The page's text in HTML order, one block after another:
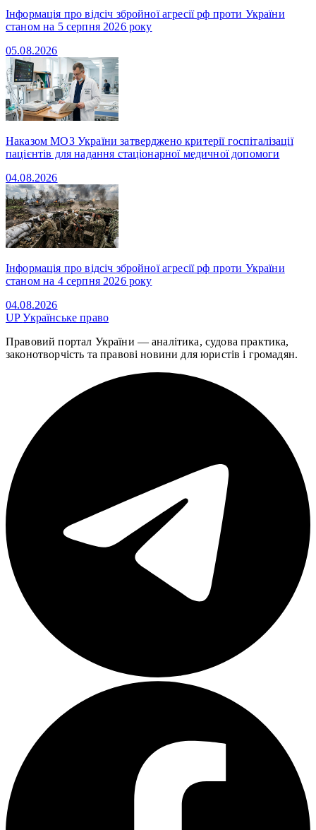
Інформація про відсіч збройної агресії рф проти України
станом на 5 серпня 2026 року
05.08.2026
Наказом МОЗ України затверджено критерії госпіталізації
пацієнтів для надання стаціонарної медичної допомоги
04.08.2026
Інформація про відсіч збройної агресії рф проти України
станом на 4 серпня 2026 року
04.08.2026
UPУкраїнське право
Правовий портал України — аналітика, судова практика,
законотворчість та правові новини для юристів і громадян.